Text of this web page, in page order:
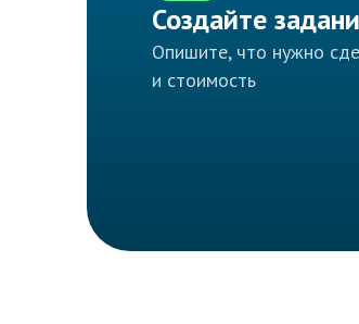
Создайте
Опишите, что нужно
и стоимость